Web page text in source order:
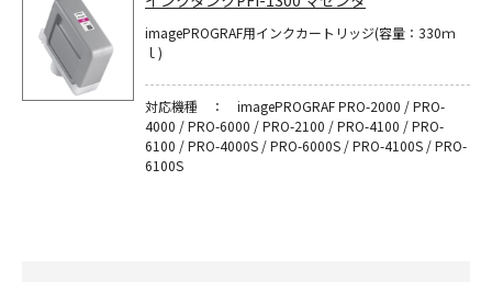
imagePROGRAF用インクカートリッジ(容量：330ｍ
ｌ)
対応機種 ： imagePROGRAF PRO-2000 / PRO-
4000 / PRO-6000 / PRO-2100 / PRO-4100 / PRO-
6100 / PRO-4000S / PRO-6000S / PRO-4100S / PRO-
6100S